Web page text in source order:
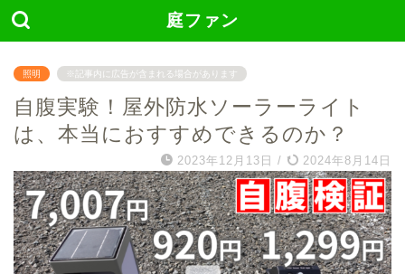
庭ファン
照明 ※記事内に広告が含まれる場合があります
自腹実験！屋外防水ソーラーライト
は、本当におすすめできるのか？
2023年12月13日 / 2024年8月14日